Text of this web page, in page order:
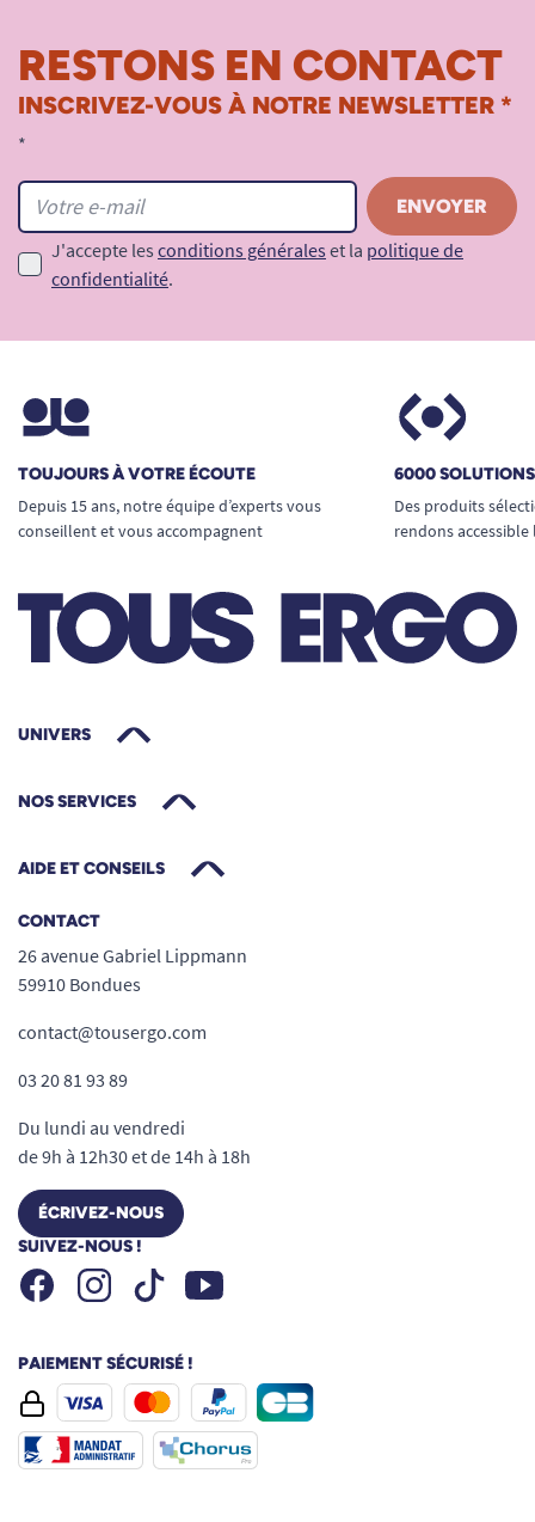
RESTONS EN CONTACT
INSCRIVEZ-VOUS À NOTRE NEWSLETTER *
*
J'accepte les conditions générales et la politique de
confidentialité.
TOUJOURS À VOTRE ÉCOUTE
Depuis 15 ans, notre équipe d’experts vous
conseillent et vous accompagnent
6000
Des produits
rendons
UNIVERS
NOS SERVICES
AIDE ET CONSEILS
CONTACT
26 avenue Gabriel Lippmann
59910 Bondues
contact@tousergo.com
03 20 81 93 89
Du lundi au vendredi
de 9h à 12h30 et de 14h à 18h
ÉCRIVEZ-NOUS
SUIVEZ-NOUS !
FacebookInstagramTiktok Youtube
PAIEMENT SÉCURISÉ !